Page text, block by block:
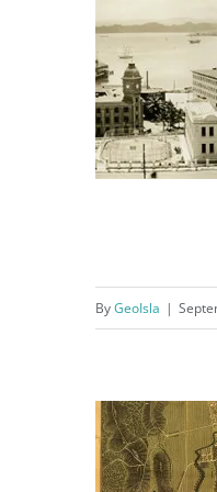
Vista
ByGeoIsla |